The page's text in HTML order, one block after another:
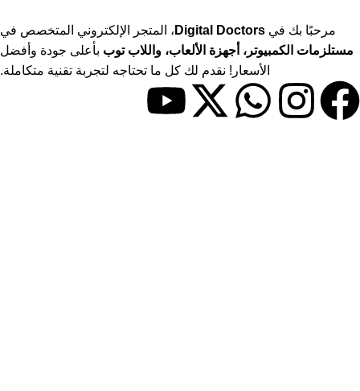
مرحبًا بك في Digital Doctors ، المتجر الإلكتروني المتخصص في
مستلزمات الكمبيوتر، أجهزة الألعاب، واللاب توب بأعلى جودة وأفضل
الأسعار! نقدم لك كل ما تحتاجه لتجربة تقنية متكاملة.